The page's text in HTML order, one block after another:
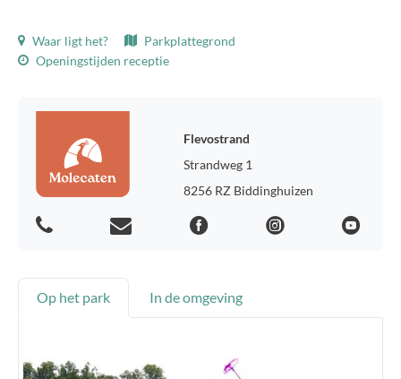
Waar ligt het?
Parkplattegrond
Openingstijden receptie
Flevostrand
Strandweg 1
8256 RZ Biddinghuizen
Op het park In de omgeving